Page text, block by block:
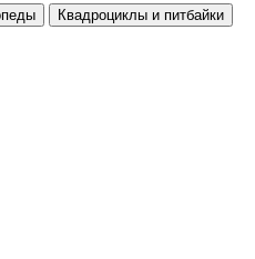
Квадроциклы и питбайки